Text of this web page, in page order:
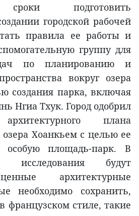
подготовить
городской рабочей
правила ее работы и
группу для
по планированию и
вокруг озера
создания парка, включая
Нгиа Тхук. Город одобрил
плана
Хоанкьем с целью ее
площадь-парк. В
исследования будут
архитектурные
необходимо сохранить,
французском стиле, такие